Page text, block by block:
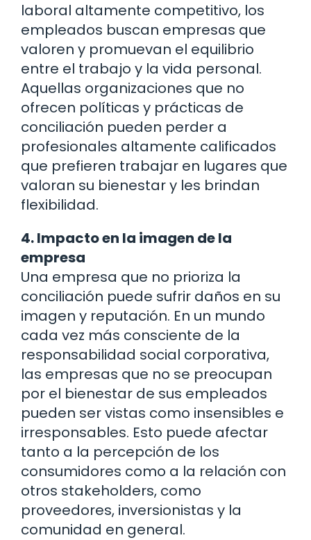
laboral altamente competitivo, los
empleados buscan empresas que
valoren y promuevan el equilibrio
entre el trabajo y la vida personal.
Aquellas organizaciones que no
ofrecen políticas y prácticas de
conciliación pueden perder a
profesionales altamente calificados
que prefieren trabajar en lugares que
valoran su bienestar y les brindan
flexibilidad.
4. Impacto en la imagen de la
empresa
Una empresa que no prioriza la
conciliación puede sufrir daños en su
imagen y reputación. En un mundo
cada vez más consciente de la
responsabilidad social corporativa,
las empresas que no se preocupan
por el bienestar de sus empleados
pueden ser vistas como insensibles e
irresponsables. Esto puede afectar
tanto a la percepción de los
consumidores como a la relación con
otros stakeholders, como
proveedores, inversionistas y la
comunidad en general.